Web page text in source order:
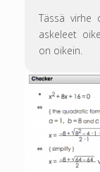
Tässä virhe
askeleet
on oikein.